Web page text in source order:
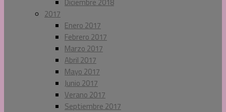
2017
Enero 2017
Febrero 2017
Marzo 2017
Abril 2017
Mayo 2017
Junio 2017
Verano 2017
Septiembre 2017